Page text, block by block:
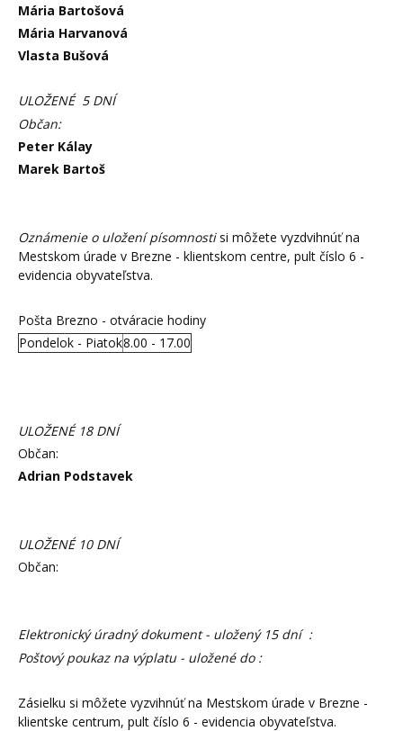
Mária Bartošová
Mária Harvanová
Vlasta Bušová
ULOŽENÉ 5 DNÍ
Občan:
Peter Kálay
Marek Bartoš
Oznámenie o uložení písomnostisi môžete vyzdvihnúť na
Mestskom úrade v Brezne - klientskom centre, pult číslo 6 -
evidencia obyvateľstva.
Pošta Brezno - otváracie hodiny
Pondelok - Piatok8.00 - 17.00
ULOŽENÉ 18 DNÍ
Občan:
Adrian Podstavek
ULOŽENÉ 10 DNÍ
Občan:
Elektronický úradný dokument - uložený 15 dní :
Poštový poukaz na výplatu - uložené do :
Zásielku si môžete vyzvihnúť na Mestskom úrade v Brezne -
klientske centrum, pult číslo 6 - evidencia obyvateľstva.